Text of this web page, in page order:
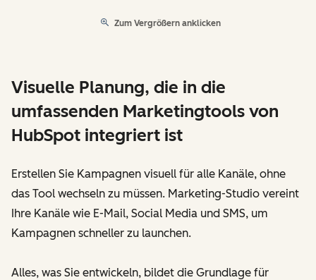
Zum Vergrößern anklicken
Visuelle Planung, die in die
umfassenden Marketingtools von
HubSpot integriert ist
Erstellen Sie Kampagnen visuell für alle Kanäle, ohne
das Tool wechseln zu müssen. Marketing-Studio vereint
Ihre Kanäle wie E-Mail, Social Media und SMS, um
Kampagnen schneller zu launchen.
Alles, was Sie entwickeln, bildet die Grundlage für